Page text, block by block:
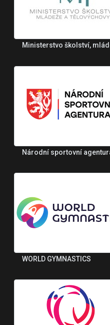
Ministerstvo školství,
Národní sportovní
WORLD GYMNASTICS